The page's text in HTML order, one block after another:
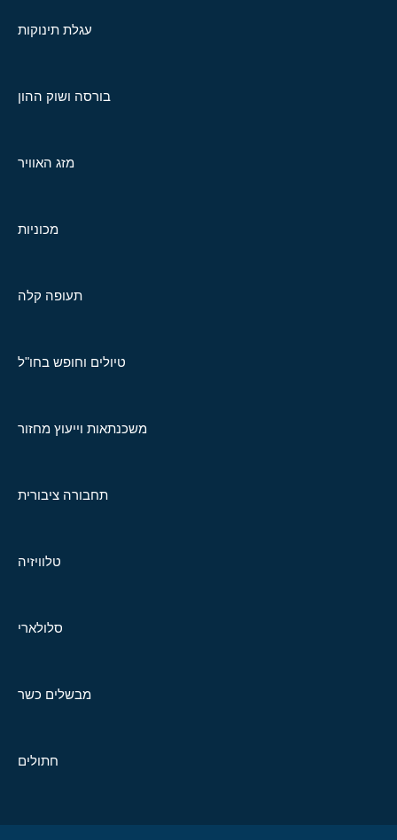
עגלת תינוקות
בורסה ושוק ההון
מזג האוויר
מכוניות
תעופה קלה
טיולים וחופש בחו"ל
משכנתאות וייעוץ מחזור
תחבורה ציבורית
טלוויזיה
סלולארי
מבשלים כשר
חתולים